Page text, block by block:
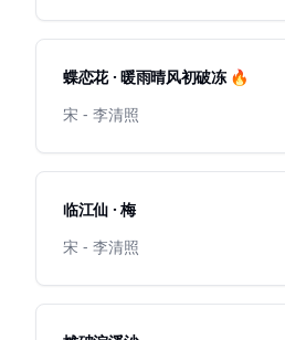
蝶恋花 · 暖雨晴风初破冻 🔥
宋 - 李清照
临江仙 · 梅
宋 - 李清照